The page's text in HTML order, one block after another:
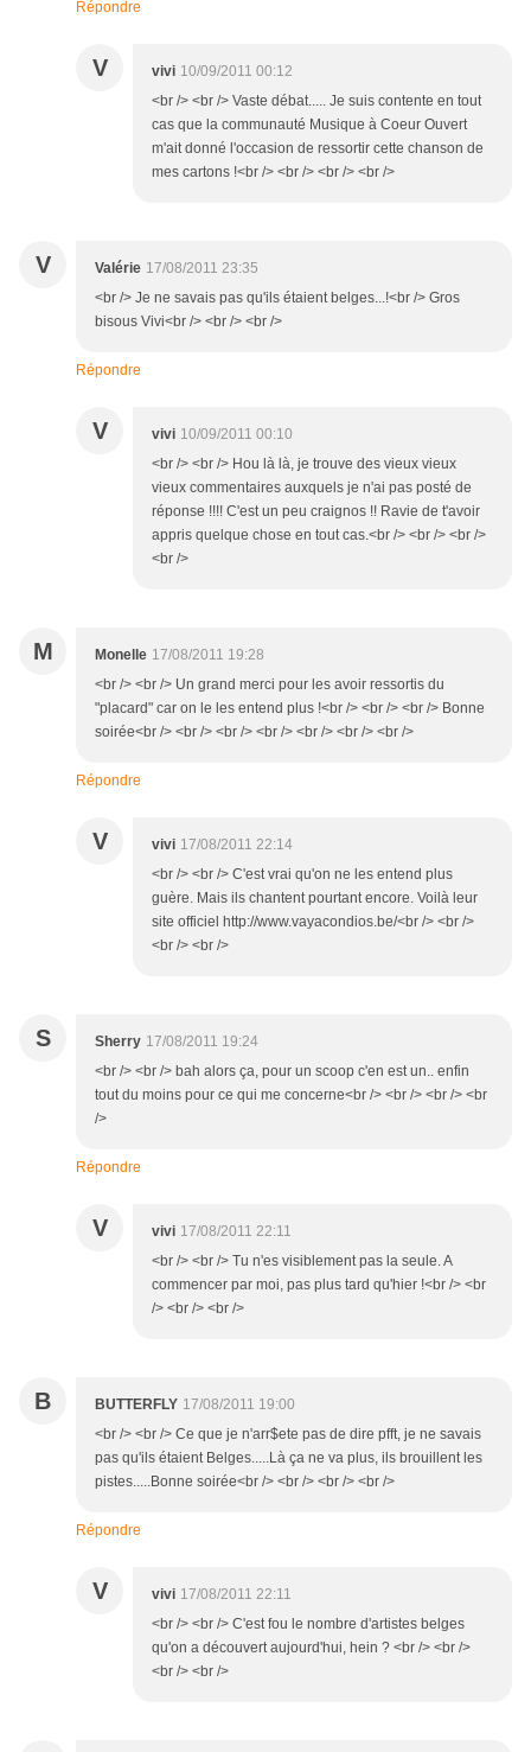
Répondre
V vivi 10/09/2011 00:12
<br /> <br /> Vaste débat..... Je suis contente en tout
cas que la communauté Musique à Coeur Ouvert
m'ait donné l'occasion de ressortir cette chanson de
mes cartons !<br /> <br /> <br /> <br />
V Valérie 17/08/2011 23:35
<br /> Je ne savais pas qu'ils étaient belges...!<br /> Gros
bisous Vivi<br /> <br /> <br />
Répondre
V vivi 10/09/2011 00:10
<br /> <br /> Hou là là, je trouve des vieux vieux
vieux commentaires auxquels je n'ai pas posté de
réponse !!!! C'est un peu craignos !! Ravie de t'avoir
appris quelque chose en tout cas.<br /> <br /> <br />
<br />
M Monelle 17/08/2011 19:28
<br /> <br /> Un grand merci pour les avoir ressortis du
"placard" car on le les entend plus !<br /> <br /> <br /> Bonne
soirée<br /> <br /> <br /> <br /> <br /> <br /> <br />
Répondre
V vivi 17/08/2011 22:14
<br /> <br /> C'est vrai qu'on ne les entend plus
guère. Mais ils chantent pourtant encore. Voilà leur
site officiel http://www.vayacondios.be/<br /> <br />
<br /> <br />
S Sherry 17/08/2011 19:24
<br /> <br /> bah alors ça, pour un scoop c'en est un.. enfin
tout du moins pour ce qui me concerne<br /> <br /> <br /> <br
/>
Répondre
V vivi 17/08/2011 22:11
<br /> <br /> Tu n'es visiblement pas la seule. A
commencer par moi, pas plus tard qu'hier !<br /> <br
/> <br /> <br />
B BUTTERFLY 17/08/2011 19:00
<br /> <br /> Ce que je n'arr$ete pas de dire pfft, je ne savais
pas qu'ils étaient Belges.....Là ça ne va plus, ils brouillent les
pistes.....Bonne soirée<br /> <br /> <br /> <br />
Répondre
V vivi 17/08/2011 22:11
<br /> <br /> C'est fou le nombre d'artistes belges
qu'on a découvert aujourd'hui, hein ? <br /> <br />
<br /> <br />